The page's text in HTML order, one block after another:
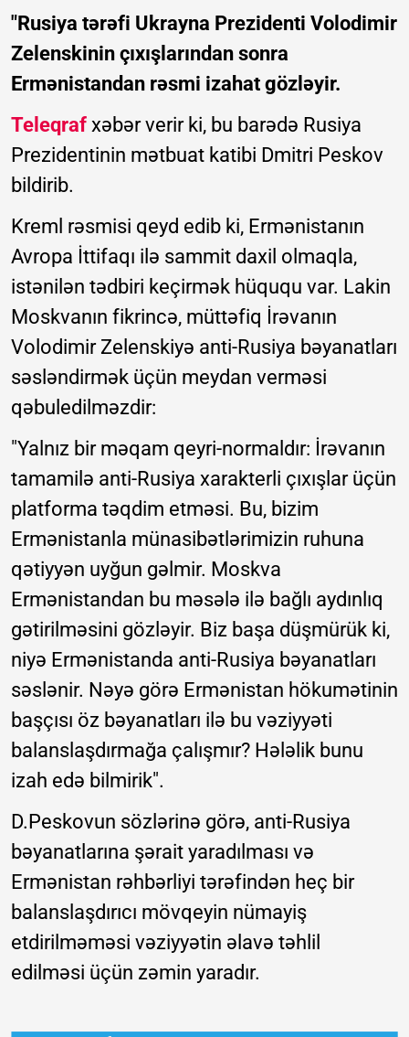
"Rusiya tərəfi Ukrayna Prezidenti Volodimir
Zelenskinin çıxışlarından sonra
Ermənistandan rəsmi izahat gözləyir.
Teleqraf xəbər verir ki, bu barədə Rusiya
Prezidentinin mətbuat katibi Dmitri Peskov
bildirib.
Kreml rəsmisi qeyd edib ki, Ermənistanın
Avropa İttifaqı ilə sammit daxil olmaqla,
istənilən tədbiri keçirmək hüququ var. Lakin
Moskvanın fikrincə, müttəfiq İrəvanın
Volodimir Zelenskiyə anti-Rusiya bəyanatları
səsləndirmək üçün meydan verməsi
qəbuledilməzdir:
"Yalnız bir məqam qeyri-normaldır: İrəvanın
tamamilə anti-Rusiya xarakterli çıxışlar üçün
platforma təqdim etməsi. Bu, bizim
Ermənistanla münasibətlərimizin ruhuna
qətiyyən uyğun gəlmir. Moskva
Ermənistandan bu məsələ ilə bağlı aydınlıq
gətirilməsini gözləyir. Biz başa düşmürük ki,
niyə Ermənistanda anti-Rusiya bəyanatları
səslənir. Nəyə görə Ermənistan hökumətinin
başçısı öz bəyanatları ilə bu vəziyyəti
balanslaşdırmağa çalışmır? Hələlik bunu
izah edə bilmirik".
D.Peskovun sözlərinə görə, anti-Rusiya
bəyanatlarına şərait yaradılması və
Ermənistan rəhbərliyi tərəfindən heç bir
balanslaşdırıcı mövqeyin nümayiş
etdirilməməsi vəziyyətin əlavə təhlil
edilməsi üçün zəmin yaradır.